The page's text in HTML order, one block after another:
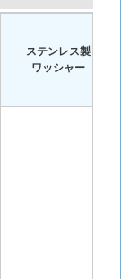
ステンレス製
ワッシャー